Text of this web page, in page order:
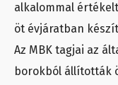
alkalommal
öt évjáratban
Az MBK tagjai az
borokból állították